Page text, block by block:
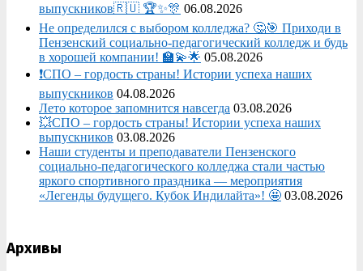
выпускников🇷🇺 🏆✨🎊 06.08.2026
Не определился с выбором колледжа? 🤔🎯 Приходи в
Пензенский социально-педагогический колледж и будь
в хорошей компании! 🏫💫🌟 05.08.2026
❗СПО – гордость страны! Истории успеха наших
выпускников 04.08.2026
Лето которое запомнится навсегда 03.08.2026
💥СПО – гордость страны! Истории успеха наших
выпускников 03.08.2026
Наши студенты и преподаватели Пензенского
социально‑педагогического колледжа стали частью
яркого спортивного праздника — мероприятия
«Легенды будущего. Кубок Индилайта»! 🤩 03.08.2026
Архивы